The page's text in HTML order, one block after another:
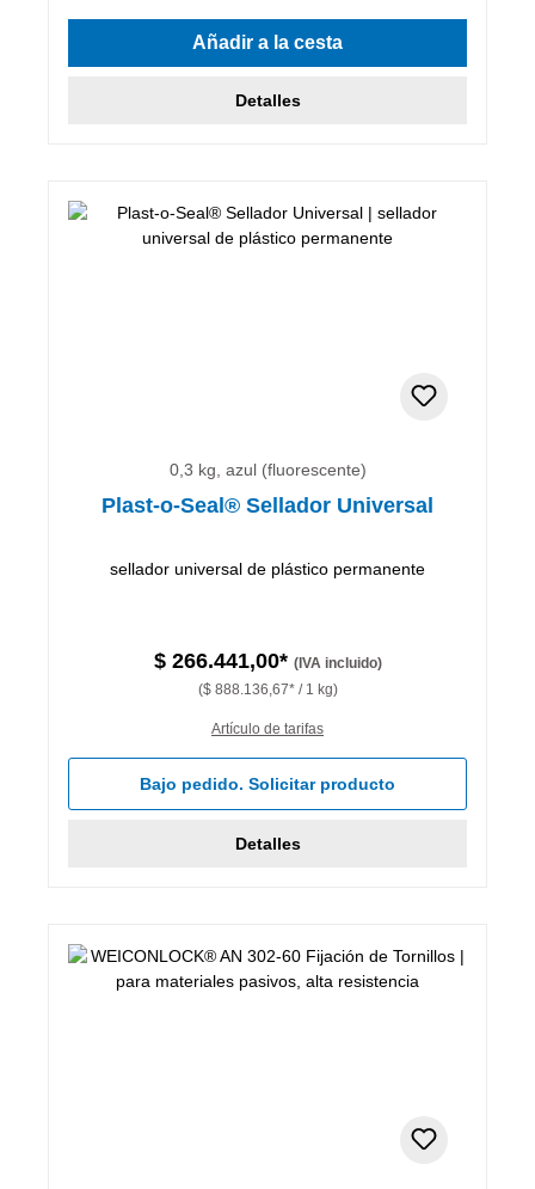
Añadir a la cesta
Detalles
0,3 kg, azul (fluorescente)
Plast-o-Seal® Sellador Universal
sellador universal de plástico permanente
$ 266.441,00* (IVA incluido)
($ 888.136,67* / 1 kg)
Artículo de tarifas
Bajo pedido. Solicitar producto
Detalles